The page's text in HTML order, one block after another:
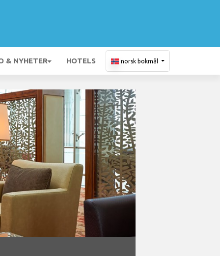
& NYHETER HOTELS norsk bokmål